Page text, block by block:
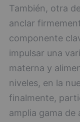
También, otra
anclar
componente
impulsar una
materna y
niveles, en la
finalmente,
amplia gama de